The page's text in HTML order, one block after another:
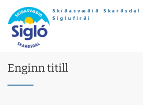
Skíðasvæðið Skarðsdal
Siglufirði
Enginn titill